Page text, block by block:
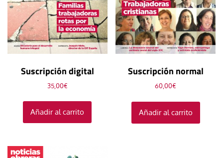
Suscripción digital
35,00€
Añadir al carrito
Suscripción normal
60,00€
Añadir al carrito